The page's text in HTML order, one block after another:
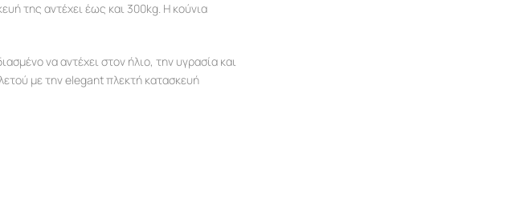
της αντέχει έως και 300kg. Η κούνια
να αντέχει στον ήλιο, την υγρασία και
με την elegant πλεκτή κατασκευή